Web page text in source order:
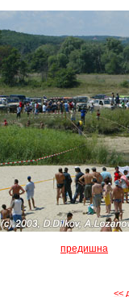
предишна
<<